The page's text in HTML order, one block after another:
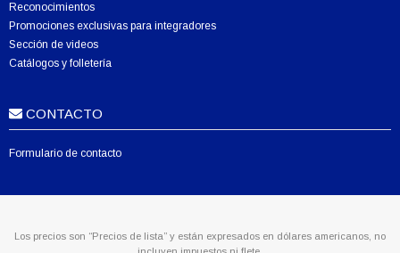
Reconocimientos
Promociones exclusivas para integradores
Sección de videos
Catálogos y folletería
CONTACTO
Formulario de contacto
Los precios son “Precios de lista” y están expresados en dólares americanos, no